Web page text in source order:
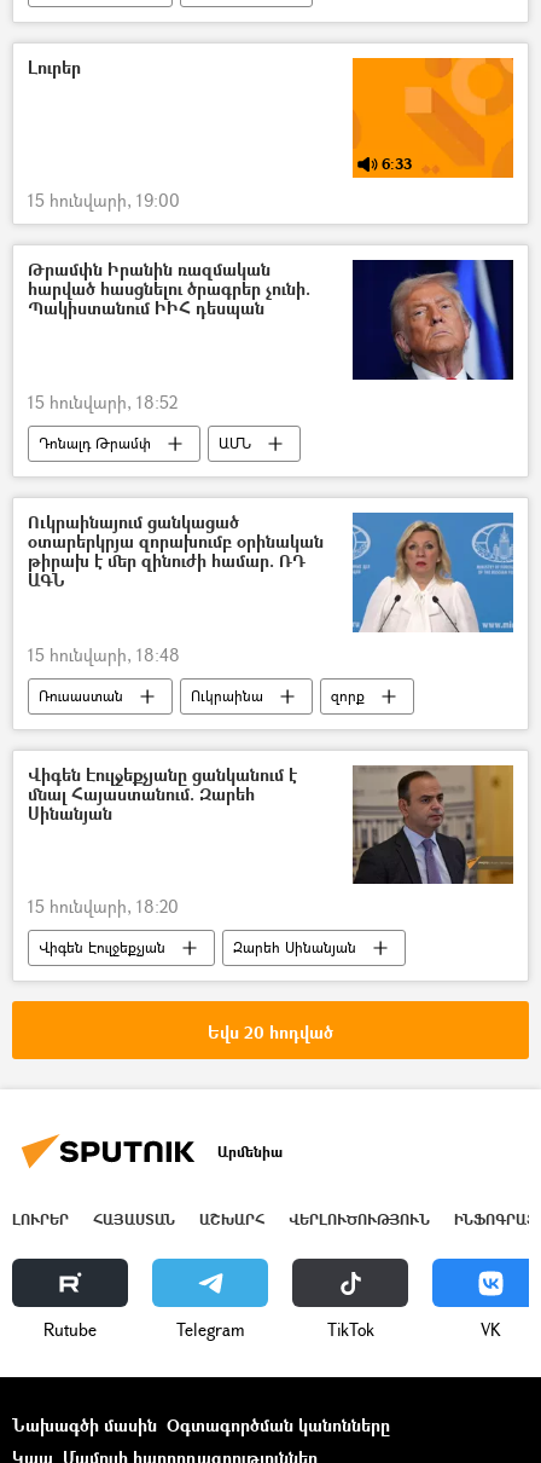
Վլադիմիր Պուտին
ԱՄՆ
Եվրոպա
տեսանյութ
Լուրեր
6:33
15 հունվարի, 19:00
Թրամփն Իրանին ռազմական
հարված հասցնելու ծրագրեր չունի.
Պակիստանում ԻԻՀ դեսպան
15 հունվարի, 18:52
Դոնալդ Թրամփ
ԱՄՆ
Իրանի Իսլամական Հանրապետություն
Պակիստան
Դեսպան
Ուկրաինայում ցանկացած
օտարերկրյա զորախումբ օրինական
թիրախ է մեր զինուժի համար. ՌԴ
ԱԳՆ
15 հունվարի, 18:48
Ռուսաստան Ուկրաինա
զորք
Մարիա Զախարովա
Մեծ Բրիտանիա
Վիգեն Էուլջեքչյանը ցանկանում է
մնալ Հայաստանում. Զարեհ
Սինանյան
15 հունվարի, 18:20
Վիգեն Էուլջեքչյան
Զարեհ Սինանյան
Բաքու
գերի
Հայաստան
Եվս 20 հոդված
Արմենիա
ԼՈՒՐԵՐ ՀԱՅԱՍՏԱՆ ԱՇԽԱՐՀ ՎԵՐԼՈՒԾՈՒԹՅՈՒՆ
Rutube Telegram ТikТоk VK
Նախագծի մասին Օգտագործման կանոնները
Կապ Մամուլի հաղորդագրություններ